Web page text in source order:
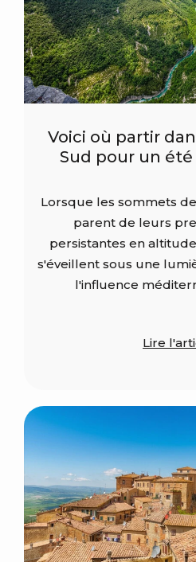
Voici où partir
Sud pour un
Lorsque les sommets
parent de leurs
persistantes en
s'éveillent sous une
l'influence
Lire